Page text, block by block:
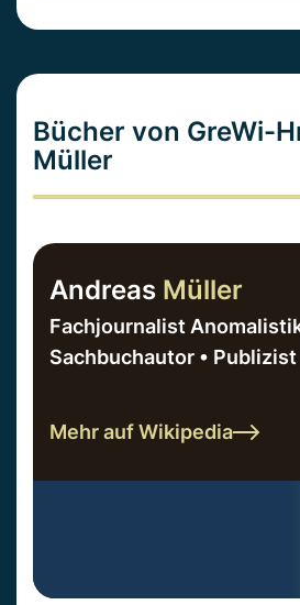
Bücher von GreWi-
Müller
Andreas Müller
Fachjournalist
Sachbuchautor • Publizist
Mehr auf Wikipedia